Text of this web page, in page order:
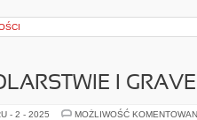
I
- 2 - 2025 MOŻLIWOŚĆ